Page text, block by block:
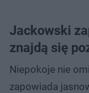
Jackowski
znajdą się
Niepokoje nie
zapowiada